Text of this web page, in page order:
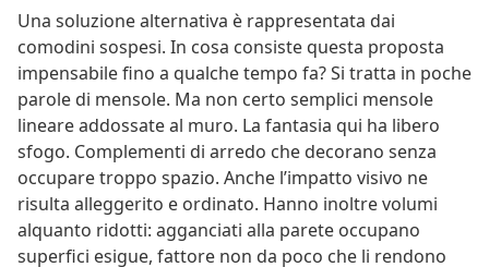
Una soluzione alternativa è rappresentata dai
comodini sospesi. In cosa consiste questa proposta
impensabile fino a qualche tempo fa? Si tratta in poche
parole di mensole. Ma non certo semplici mensole
lineare addossate al muro. La fantasia qui ha libero
sfogo. Complementi di arredo che decorano senza
occupare troppo spazio. Anche l’impatto visivo ne
risulta alleggerito e ordinato. Hanno inoltre volumi
alquanto ridotti: agganciati alla parete occupano
superfici esigue, fattore non da poco che li rendono